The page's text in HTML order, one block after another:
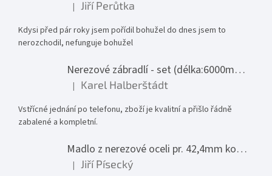
Hodnocení produktu je 1 z 5 hvězdiček.
| Jiří Perůtka
Kdysi před pár roky jsem pořídil bohužel do dnes jsem to
nerozchodil, nefunguje bohužel
Nerezové zábradlí - set (délka:6000mm x výška:1000mm)
Hodnocení produktu je 5 z 5 hvězdiček.
| Karel Halberštádt
Vstřícné jednání po telefonu, zboží je kvalitní a přišlo řádně
zabalené a kompletní.
Madlo z nerezové oceli pr. 42,4mm komplet - model 0116 - 3000mm
Hodnocení produktu je 5 z 5 hvězdiček.
| Jiří Písecký